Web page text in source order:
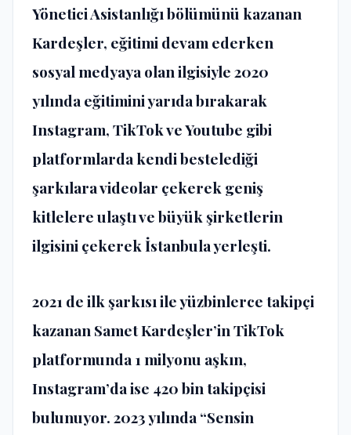
Yönetici Asistanlığı bölümünü kazanan
Kardeşler, eğitimi devam ederken
sosyal medyaya olan ilgisiyle 2020
yılında eğitimini yarıda bırakarak
Instagram, TikTok ve Youtube gibi
platformlarda kendi bestelediği
şarkılara videolar çekerek geniş
kitlelere ulaştı ve büyük şirketlerin
ilgisini çekerek İstanbula yerleşti.
2021 de ilk şarkısı ile yüzbinlerce takipçi
kazanan Samet Kardeşler’in TikTok
platformunda 1 milyonu aşkın,
Instagram’da ise 420 bin takipçisi
bulunuyor. 2023 yılında “Sensin